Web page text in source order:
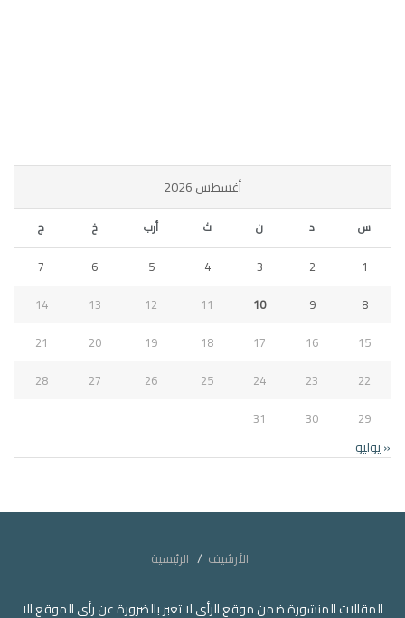
أغسطس 2026
س د ن ث أرب خ ج
1
2
3
4
5
6
7
8
9
10
11
12
13
14
15
16
17
18
19
20
21
22
23
24
25
26
27
28
29
30
31
« يوليو
الأرشيف الرئيسية
المقالات المنشورة ضمن موقع الرأي لا تعبر بالضرورة عن رأي الموقع الا